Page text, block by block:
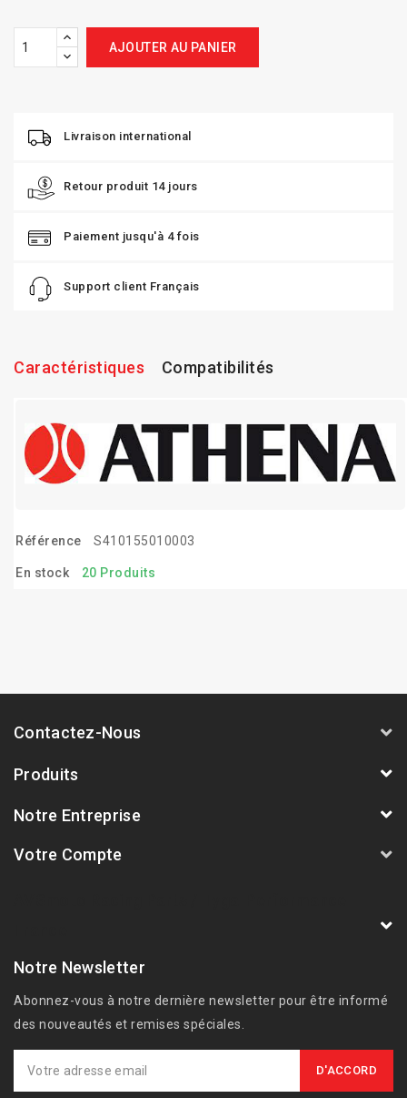
AJOUTER AU PANIER
Livraison international
Retour produit 14 jours
Paiement jusqu'à 4 fois
Support client Français
Caractéristiques Compatibilités
Référence S410155010003
En stock 20 Produits
Contactez-Nous
Produits
Notre Entreprise
Votre Compte
Notre Newsletter
Abonnez-vous à notre dernière newsletter pour être informé
des nouveautés et remises spéciales.